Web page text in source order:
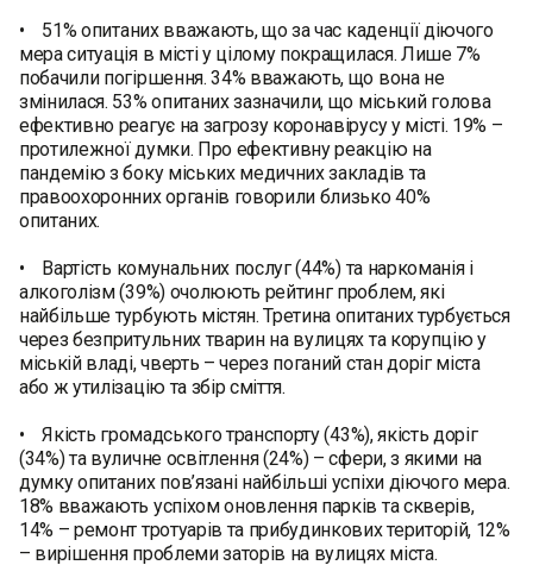
• 51% опитаних вважають, що за час каденції діючого
мера ситуація в місті у цілому покращилася. Лише 7%
побачили погіршення. 34% вважають, що вона не
змінилася. 53% опитаних зазначили, що міський голова
ефективно реагує на загрозу коронавірусу у місті. 19% –
протилежної думки. Про ефективну реакцію на
пандемію з боку міських медичних закладів та
правоохоронних органів говорили близько 40%
опитаних.
• Вартість комунальних послуг (44%) та наркоманія і
алкоголізм (39%) очолюють рейтинг проблем, які
найбільше турбують містян. Третина опитаних турбується
через безпритульних тварин на вулицях та корупцію у
міській владі, чверть – через поганий стан доріг міста
або ж утилізацію та збір сміття.
• Якість громадського транспорту (43%), якість доріг
(34%) та вуличне освітлення (24%) – сфери, з якими на
думку опитаних пов’язані найбільші успіхи діючого мера.
18% вважають успіхом оновлення парків та скверів,
14% – ремонт тротуарів та прибудинкових територій, 12%
– вирішення проблеми заторів на вулицях міста.